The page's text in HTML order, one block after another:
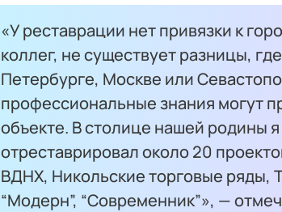
«У реставрации нет привязки к
коллег, не существует разницы,
Петербурге, Москве или
профессиональные знания могут
объекте. В столице нашей родины
отреставрировал около 20
ВДНХ, Никольские торговые ряды,
“Модерн”, “Современник”», —